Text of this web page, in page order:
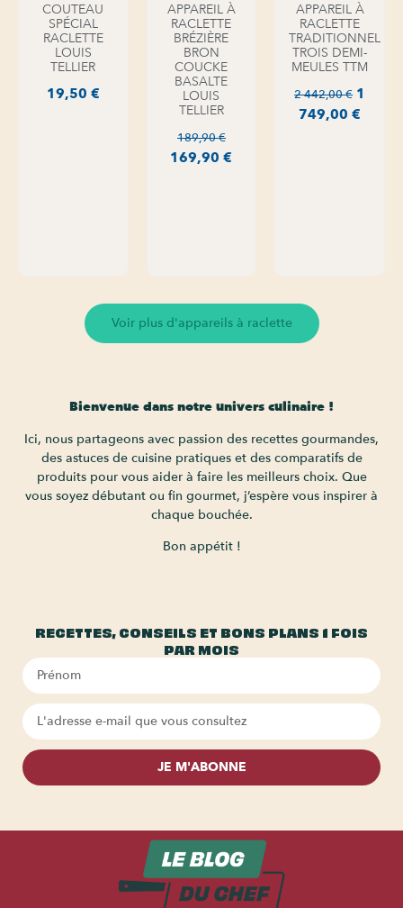
COUTEAU
SPÉCIAL
RACLETTE
LOUIS
TELLIER
19,50 €
APPAREIL À
RACLETTE
BRÉZIÈRE
BRON
COUCKE
BASALTE
LOUIS
TELLIER
189,90€
169,90€
APPAREIL À
RACLETTE
TRADITIONNEL
TROIS DEMI-
MEULES TTM
2 442,00€ 1
749,00€
Voir plus d'appareils à raclette
Bienvenue dans notre univers culinaire !
Ici, nous partageons avec passion des recettes gourmandes,
des astuces de cuisine pratiques et des comparatifs de
produits pour vous aider à faire les meilleurs choix. Que
vous soyez débutant ou fin gourmet, j’espère vous inspirer à
chaque bouchée.
Bon appétit !
RECETTES, CONSEILS ET BONS PLANS 1 FOIS
PAR MOIS
JE M'ABONNE